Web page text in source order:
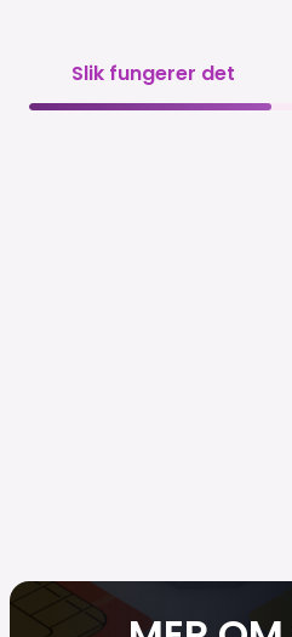
Slik fungerer det